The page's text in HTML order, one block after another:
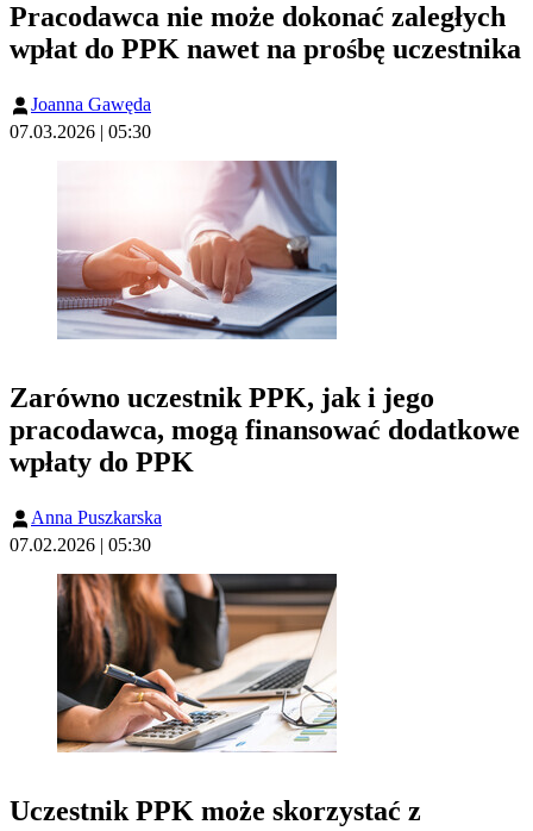
Pracodawca nie może dokonać zaległych
wpłat do PPK nawet na prośbę uczestnika
Joanna Gawęda
07.03.2026 | 05:30
Zarówno uczestnik PPK, jak i jego
pracodawca, mogą finansować dodatkowe
wpłaty do PPK
Anna Puszkarska
07.02.2026 | 05:30
Uczestnik PPK może skorzystać z